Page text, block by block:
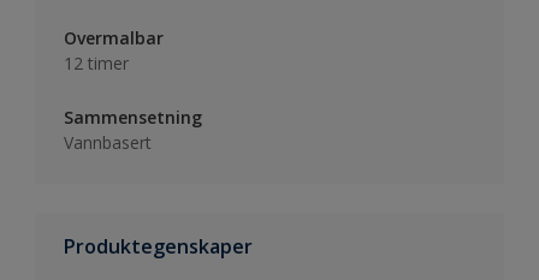
Overmalbar
12 timer
Sammensetning
Vannbasert
Produktegenskaper